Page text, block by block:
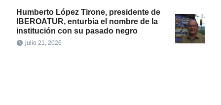
Humberto López Tirone, presidente de
IBEROATUR, enturbia el nombre de la
institución con su pasado negro
julio 21, 2026